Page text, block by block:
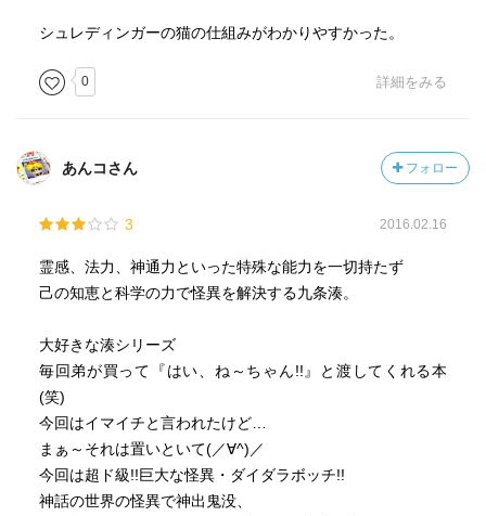
シュレディンガーの猫の仕組みがわかりやすかった。
0 詳細をみる
あんコさん フォロー
3 2016.02.16
霊感、法力、神通力といった特殊な能力を一切持たず
己の知恵と科学の力で怪異を解決する九条湊。
大好きな湊シリーズ
毎回弟が買って『はい、ね～ちゃん!!』と渡してくれる本
(笑)
今回はイマイチと言われたけど…
まぁ～それは置いといて(／∀^)／
今回は超ド級!!巨大な怪異・ダイダラボッチ!!
神話の世界の怪異で神出鬼没、